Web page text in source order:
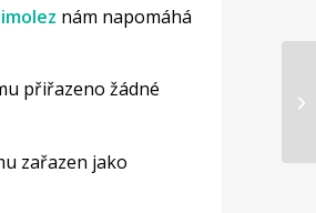
nám napomáhá
přiřazeno žádné
zařazen jako